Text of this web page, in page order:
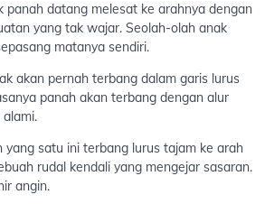
panah datang melesat ke arahnya dengan
yang tak wajar. Seolah-olah anak
matanya sendiri.
akan pernah terbang dalam garis lurus
panah akan terbang dengan alur
yang satu ini terbang lurus tajam ke arah
rudal kendali yang mengejar sasaran.
angin.